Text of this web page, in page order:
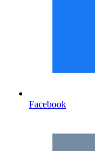
Facebook